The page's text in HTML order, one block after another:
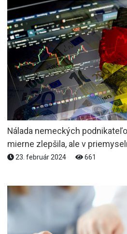
Nálada nemeckých
mierne zlepšila, ale v
23. február 2024 661